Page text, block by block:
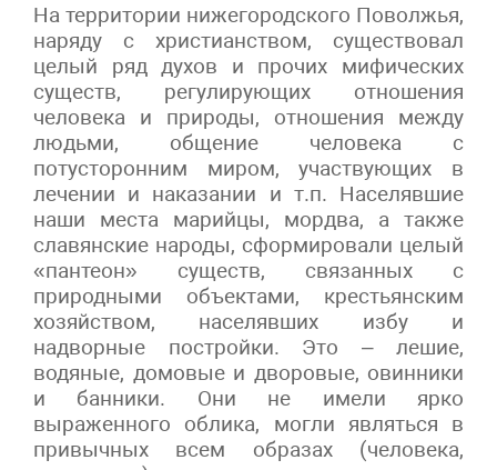
На территории нижегородского Поволжья,
наряду с христианством, существовал
целый ряд духов и прочих мифических
существ, регулирующих отношения
человека и природы, отношения между
людьми, общение человека с
потусторонним миром, участвующих в
лечении и наказании и т.п. Населявшие
наши места марийцы, мордва, а также
славянские народы, сформировали целый
«пантеон» существ, связанных с
природными объектами, крестьянским
хозяйством, населявших избу и
надворные постройки. Это – лешие,
водяные, домовые и дворовые, овинники
и банники. Они не имели ярко
выраженного облика, могли являться в
привычных всем образах (человека,